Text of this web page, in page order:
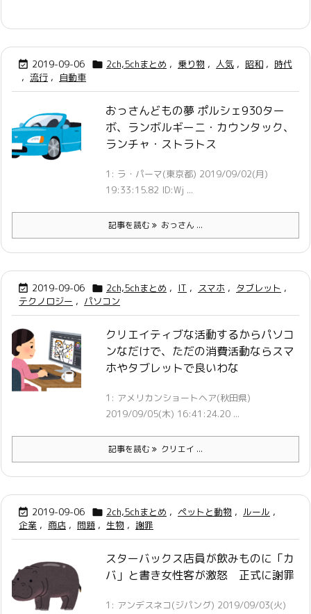
 2019-09-06  2ch,5chまとめ , 乗り物 , 人気 , 昭和 , 時代
, 流行 , 自動車
おっさんどもの夢 ポルシェ930ター
ボ、ランボルギーニ・カウンタック、
ランチャ・ストラトス
1: ラ・パーマ(東京都) 2019/09/02(月)
19:33:15.82 ID:Wj ...
記事を読む おっさん ...
 2019-09-06  2ch,5chまとめ , IT , スマホ , タブレット ,
テクノロジー , パソコン
クリエイティブな活動するからパソコ
ンなだけで、ただの消費活動ならスマ
ホやタブレットで良いわな
1: アメリカンショートヘア(秋田県)
2019/09/05(木) 16:41:24.20 ...
記事を読む クリエイ ...
 2019-09-06  2ch,5chまとめ , ペットと動物 , ルール ,
企業 , 商店 , 問題 , 生物 , 謝罪
スターバックス店員が飲みものに「カ
バ」と書き女性客が激怒 正式に謝罪
1: アンデスネコ(ジパング) 2019/09/03(火)